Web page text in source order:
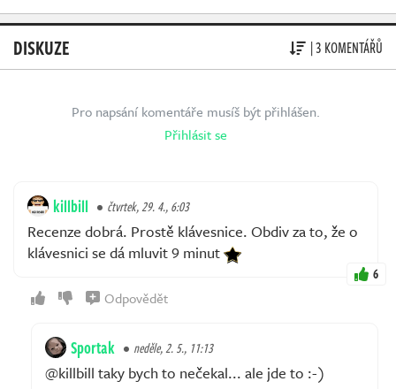
DISKUZE | 3 KOMENTÁŘŮ
Pro napsání komentáře musíš být přihlášen.
Přihlásit se
killbill čtvrtek, 29. 4., 6:03
Recenze dobrá. Prostě klávesnice. Obdiv za to, že o
klávesnici se dá mluvit 9 minut
6
Odpovědět
Sportak neděle, 2. 5., 11:13
@killbill taky bych to nečekal... ale jde to :-)